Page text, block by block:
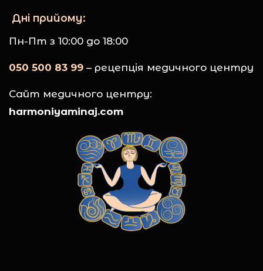
Дні прийому:
Пн-Пт з 10:00 до 18:00
050 500 83 99 – рецепція медичного центру
Сайт медичного центру:
harmoniyaminaj.com